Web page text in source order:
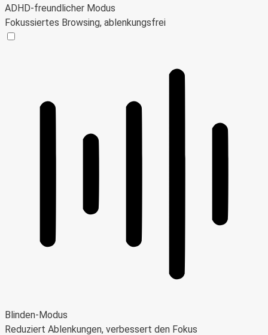
ADHD-freundlicher Modus
Fokussiertes Browsing, ablenkungsfrei
Blinden-Modus
Reduziert Ablenkungen, verbessert den Fokus